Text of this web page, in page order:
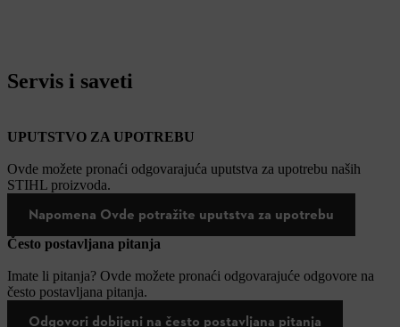
Servis i saveti
UPUTSTVO ZA UPOTREBU
Ovde možete pronaći odgovarajuća uputstva za upotrebu naših
STIHL proizvoda.
Napomena Ovde potražite uputstva za upotrebu
Često postavljana pitanja
Imate li pitanja? Ovde možete pronaći odgovarajuće odgovore na
često postavljana pitanja.
Odgovori dobijeni na često postavljana pitanja